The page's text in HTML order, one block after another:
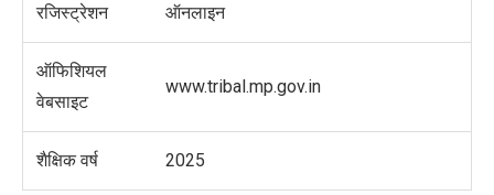
रजिस्ट्रेशन ऑनलाइन
ऑफिशियल
वेबसाइट
www.tribal.mp.gov.in
शैक्षिक वर्ष 2025